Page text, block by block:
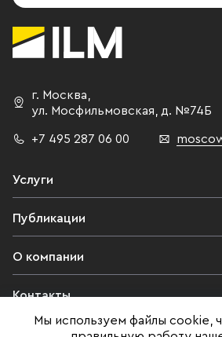
г. Москва,
ул. Мосфильмовская, д. №74Б
+7 495 287 06 00
Услуги
Публикации
О компании
Контакты
Юридическая информация
Мы используем файлы cookie,